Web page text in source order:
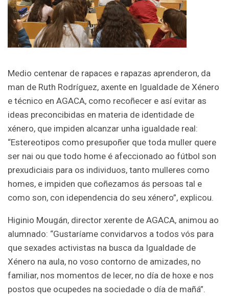
Medio centenar de rapaces e rapazas aprenderon, da
man de Ruth Rodríguez, axente en Igualdade de Xénero
e técnico en AGACA, como recoñecer e así evitar as
ideas preconcibidas en materia de identidade de
xénero, que impiden alcanzar unha igualdade real:
“Estereotipos como presupoñer que toda muller quere
ser nai ou que todo home é afeccionado ao fútbol son
prexudiciais para os individuos, tanto mulleres como
homes, e impiden que coñezamos ás persoas tal e
como son, con idependencia do seu xénero”, explicou.
Higinio Mougán, director xerente de AGACA, animou ao
alumnado: “Gustaríame convidarvos a todos vós para
que sexades activistas na busca da Igualdade de
Xénero na aula, no voso contorno de amizades, no
familiar, nos momentos de lecer, no día de hoxe e nos
postos que ocupedes na sociedade o día de mañá”.